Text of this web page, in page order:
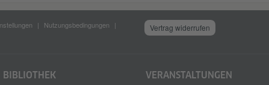
Nutzungsbedingungen
Vertrag widerrufen
BIBLIOTHEK VERANSTALTUNGEN